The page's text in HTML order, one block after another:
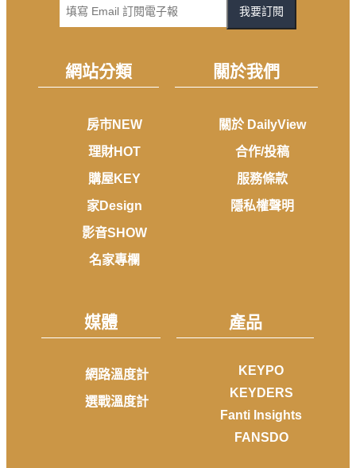
我要訂閱
網站分類
房市NEW
理財HOT
購屋KEY
家Design
影音SHOW
名家專欄
關於我們
關於 DailyView
合作/投稿
服務條款
隱私權聲明
媒體
網路溫度計
選戰溫度計
產品
KEYPO
KEYDERS
Fanti Insights
FANSDO